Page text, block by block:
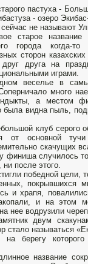
пастуха -
- озеро
не называют
старое название
города когда-
сторон
друга на
играми.
веселье в
много
а местом
была видна пыль,
клуб серого
от основной
скачущих
финиша случилось
после это­го.
победной цели,
покрывшихся
и храпя,
и на этом
нее водрузили
двум
стало называться
берегу кото­рого
название